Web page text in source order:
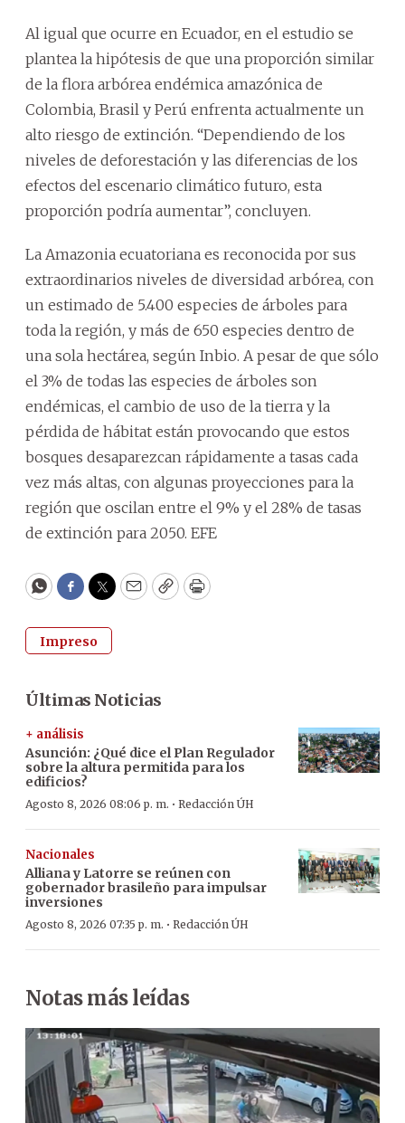
Al igual que ocurre en Ecuador, en el estudio se
plantea la hipótesis de que una proporción similar
de la flora arbórea endémica amazónica de
Colombia, Brasil y Perú enfrenta actualmente un
alto riesgo de extinción. “Dependiendo de los
niveles de deforestación y las diferencias de los
efectos del escenario climático futuro, esta
proporción podría aumentar”, concluyen.
La Amazonia ecuatoriana es reconocida por sus
extraordinarios niveles de diversidad arbórea, con
un estimado de 5.400 especies de árboles para
toda la región, y más de 650 especies dentro de
una sola hectárea, según Inbio. A pesar de que sólo
el 3% de todas las especies de árboles son
endémicas, el cambio de uso de la tierra y la
pérdida de hábitat están provocando que estos
bosques desaparezcan rápidamente a tasas cada
vez más altas, con algunas proyecciones para la
región que oscilan entre el 9% y el 28% de tasas
de extinción para 2050. EFE
WhatsApp
Facebook
Twitter
EmailCopyPrint
Impreso
Últimas Noticias
+ análisis
Asunción: ¿Qué dice el Plan Regulador
sobre la altura permitida para los
edificios?
Agosto 8, 2026 08:06 p. m. · Redacción ÚH
Nacionales
Alliana y Latorre se reúnen con
gobernador brasileño para impulsar
inversiones
Agosto 8, 2026 07:35 p. m. · Redacción ÚH
Notas más leídas